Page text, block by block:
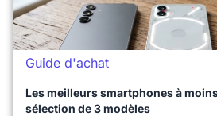
Guide d'achat
Les meilleurs smartphones à
sélection de 3 modèles